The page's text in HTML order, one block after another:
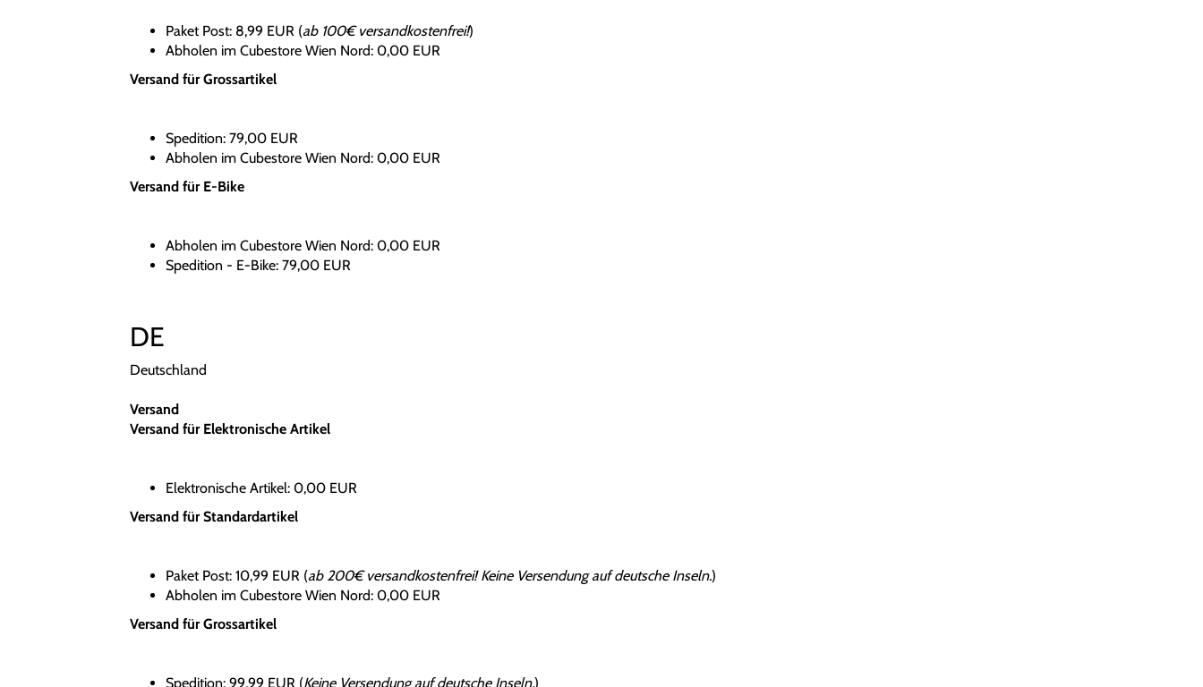
Paket Post: 8,99 EUR (ab 100€ versandkostenfrei!)
Abholen im Cubestore Wien Nord: 0,00 EUR
Versand für Grossartikel
Spedition: 79,00 EUR
Abholen im Cubestore Wien Nord: 0,00 EUR
Versand für E-Bike
Abholen im Cubestore Wien Nord: 0,00 EUR
Spedition - E-Bike: 79,00 EUR
DE
Deutschland
Versand
Versand für Elektronische Artikel
Elektronische Artikel: 0,00 EUR
Versand für Standardartikel
Paket Post: 10,99 EUR (ab 200€ versandkostenfrei! Keine Versendung auf deutsche Inseln.)
Abholen im Cubestore Wien Nord: 0,00 EUR
Versand für Grossartikel
Spedition: 99,99 EUR (Keine Versendung auf deutsche Inseln.)